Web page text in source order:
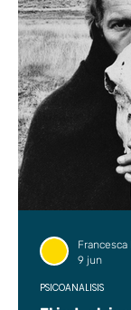
PSICOANÁLISIS
9 jun